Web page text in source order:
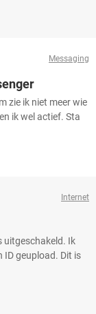
Messaging
zie ik niet meer wie
ik wel actief. Sta
Internet
uitgeschakeld. Ik
ID geupload. Dit is